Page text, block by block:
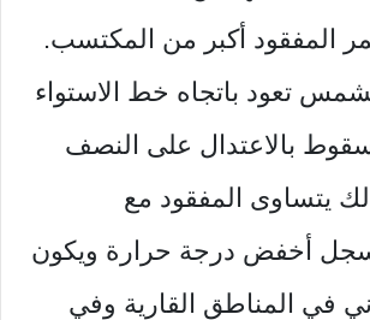
المفقود أكبر من المكتسب.
تعود باتجاه خط الاستواء
بالاعتدال على النصف
يتساوى المفقود مع
أخفض درجة حرارة ويكون
في المناطق القارية وفي